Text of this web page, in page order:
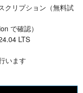
クリプション（無料試
で確認）
LTS
います